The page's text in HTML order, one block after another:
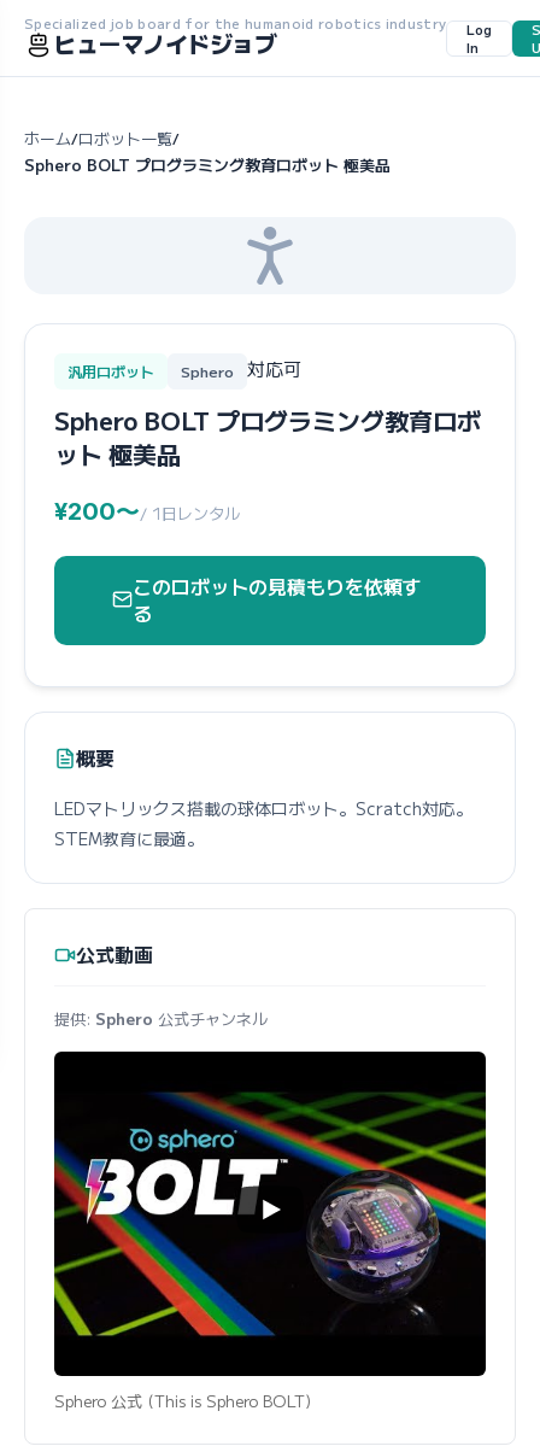
Specialized job board for the humanoid robotics industry
ヒューマノイドジョブ
Log
In
ホーム/ロボット一覧/
Sphero BOLT プログラミング教育ロボット 極美品
汎用ロボット Sphero 対応可
Sphero BOLT プログラミング教育ロボ
ット 極美品
¥200〜/ 1日レンタル
このロボットの見積もりを依頼す
る
概要
LEDマトリックス搭載の球体ロボット。Scratch対応。
STEM教育に最適。
公式動画
提供: Sphero 公式チャンネル
Sphero 公式 (This is Sphero BOLT)